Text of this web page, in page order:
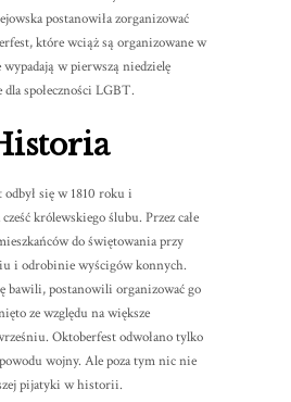
postanowiła zorganizować
które wciąż są organizowane w
w pierwszą niedzielę
społeczności LGBT.
się w 1810 roku i
królewskiego ślubu. Przez całe
do świętowania przy
i odrobinie wyścigów konnych.
bawili, postanowili organizować go
ze względu na większe
Oktoberfest odwołano tylko
wojny. Ale poza tym nic nie
pijatyki w historii.